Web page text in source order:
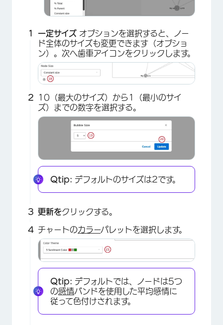
×
一定サイズ オプションを選択すると、ノー
ド全体のサイズも変更できます（オプショ
ン）。次へ歯車アイコンをクリックします。
10（最大のサイズ）から1（最小のサイ
ズ）までの数字を選択する。
Qtip: デフォルトのサイズは2です。
更新をクリックする。
チャートのカラーパレットを選択します。
Qtip: デフォルトでは、ノードは5つ
の感情バンドを使用した平均感情に
従って色付けされます。